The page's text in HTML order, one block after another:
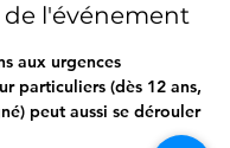
l'événement
aux urgences
particuliers (dès 12 ans,
peut aussi se dérouler